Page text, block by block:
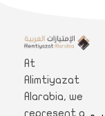
A
limtiyazat Alarabia
At
Alimtiyazat
Alarabia, we
represent a